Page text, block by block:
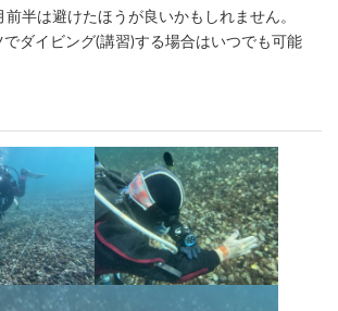
前半は避けたほうが良いかもしれません。
でダイビング(講習)する場合はいつでも可能